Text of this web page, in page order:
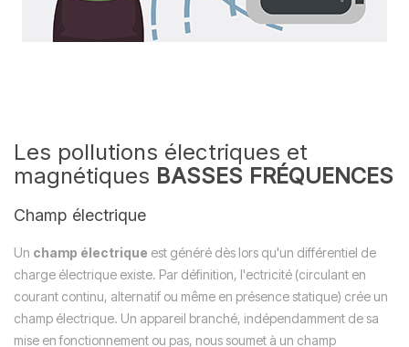
Les pollutions électriques et
magnétiques BASSES FRÉQUENCES
Champ électrique
Un champ électrique est généré dès lors qu'un différentiel de
charge électrique existe. Par définition, l'ectricité (circulant en
courant continu, alternatif ou même en présence statique) crée un
champ électrique. Un appareil branché, indépendamment de sa
mise en fonctionnement ou pas, nous soumet à un champ